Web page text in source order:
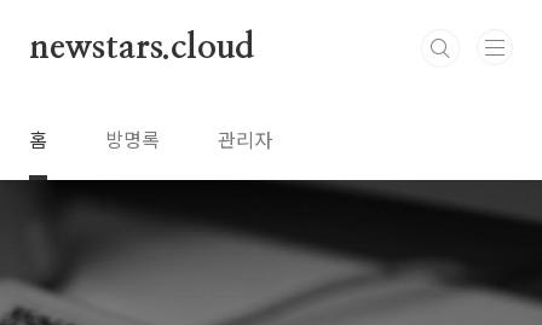
newstars.cloud
홈 방명록 관리자